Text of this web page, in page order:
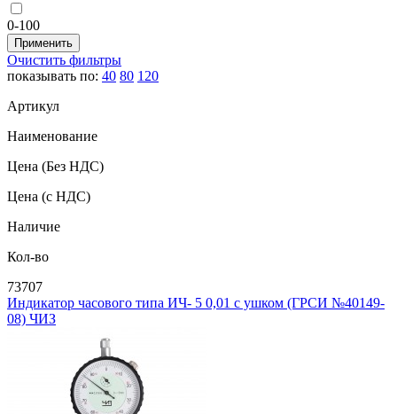
0-100
Очистить фильтры
показывать по: 40 80 120
Артикул
Наименование
Цена (Без НДС)
Цена (с НДС)
Наличие
Кол-во
73707
Индикатор часового типа ИЧ- 5 0,01 с ушком (ГРСИ №40149-
08) ЧИЗ